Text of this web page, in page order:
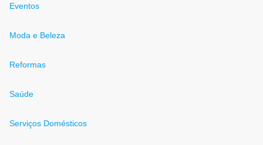
Eventos
Moda e Beleza
Reformas
Saúde
Serviços Domésticos